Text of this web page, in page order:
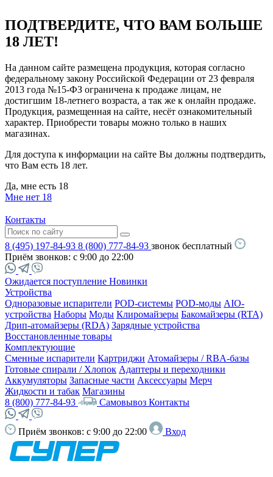
ПОДТВЕРДИТЕ, ЧТО ВАМ БОЛЬШЕ
18 ЛЕТ!
На данном сайте размещена продукция, которая согласно
федеральному закону Российской Федерации от 23 февраля
2013 года №15-ФЗ ограничена к продаже лицам, не
достигшим 18-летнего возраста, а так же к онлайн продаже.
Продукция, размещенная на сайте, несёт ознакомительный
характер. Приобрести товары можно только в наших
магазинах.
Для доступа к информации на сайте Вы должны подтвердить,
что Вам есть 18 лет.
Да, мне есть 18
Мне нет 18
Контакты
8 (495) 197-84-93 8 (800) 777-84-93 звонок бесплатный
Приём звонков: с 9:00 до 22:00
Ожидается поступление Новинки
Устройства
Одноразовые испарители POD-системы POD-моды AIO-
устройства Наборы Моды Клиромайзеры Бакомайзеры (RTA)
Дрип-атомайзеры (RDA) Зарядные устройства
Восстановленные товары
Комплектующие
Сменные испарители Картриджи Атомайзеры / RBA-базы
Готовые спирали / Хлопок Адаптеры и переходники
Аккумуляторы Запасные части Аксессуары Мерч
Жидкости и табак Магазины
8 (800) 777-84-93
Самовывоз Контакты
Приём звонков: с 9:00 до 22:00 Вход